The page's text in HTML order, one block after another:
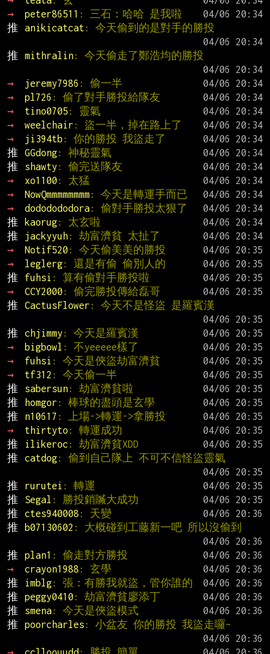
→
peter86511 : 三石：哈哈 是我啦
推
anikicatcat : 今天偷到的是對手的勝投
推
mithralin: 今天偷走了鄭浩均的勝投
→
jeremy7986 : 偷一半
→
pl726 : 偷了對手勝投給隊友
→
tino0705 : 靈氣
→
weelchair : 盜一半，掉在路上了
→
ji394tb : 你的勝投 我盜走了
推
GGdong: 神秘靈氣
推
shawty : 偷完送隊友
→
xo1100 : 太猛
→
NowQmmmmmmmm: 今天是轉運手而已
→
dododododora: 偷對手勝投太狠了
推
kaorug: 太玄啦
推
jackyyuh: 劫富濟貧 太扯了
→
Notif520 : 今天偷美美的勝投
→
leglerg: 還是有偷 偷別人的
推
fuhsi : 算有偷對手勝投啦
→
CCY2000 : 偷完勝投傳給磊哥
推
CactusFlower : 今天不是怪盜 是羅賓漢
推
chjimmy : 今天是羅賓漢
→
bigbowl : 不yeeeee樣了
→
fuhsi : 今天是俠盜劫富濟貧
→
tf312 : 今天偷一半
推
sabersun: 劫富濟貧啦
推
homgor : 棒球的盡頭是玄學
推
n10617 : 上場->轉運->拿勝投
→
thirtyto : 轉運成功
推
ilikeroc : 劫富濟貧XDD
推
catdog: 偷到自己隊上 不可不信怪盜靈氣
推
rurutei : 轉運
推
Segal : 勝投銷贓大成功
推
ctes940008 : 天變
推
b07130602 : 大概碰到工藤新一吧 所以沒偷到
推
plan1 : 偷走對方勝投
→
crayon1988 : 玄學
推
imblg: 張：有勝我就盜，管你誰的
推
peggy0410 : 劫富濟貧廖添丁
推
smena: 今天是俠盜模式
推
poorcharles : 小盆友 你的勝投 我盜走囉~